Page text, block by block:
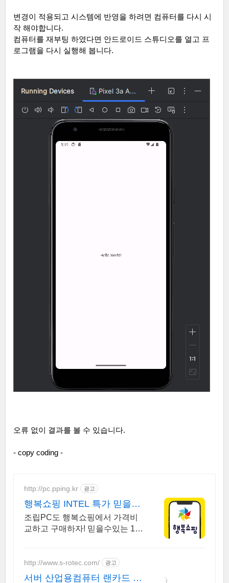
변경이 적용되고 시스템에 반영을 하려면 컴퓨터를 다시 시
작 해야합니다.
컴퓨터를 재부팅 하였다면 안드로이드 스튜디오를 열고 프
로그램을 다시 실행해 봅니다.
오류 없이 결과를 볼 수 있습니다.
- copy coding -
http://pc.pping.kr 광고
행복쇼핑 INTEL 특가 믿을수
있는 100% 매매보호
조립PC도 행복쇼핑에서 가격비
교하고 구매하자! 믿을수있는 10
가 상품도 지금 만나 보세요
http://www.s-rotec.com/ 광고
서버 산업용컴퓨터 랜카드 멜